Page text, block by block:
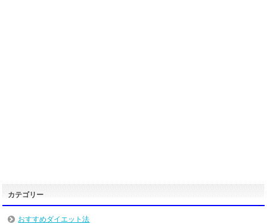
カテゴリー
おすすめダイエット法